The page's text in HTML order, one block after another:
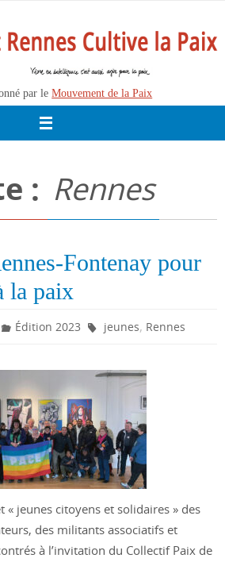
par leMouvement de la Paix
: Rennes
Fontenay pour
la paix
Édition 2023 jeunes, Rennes
« jeunes citoyens et solidaires » des
des militants associatifs et
à l’invitation du Collectif Paix de